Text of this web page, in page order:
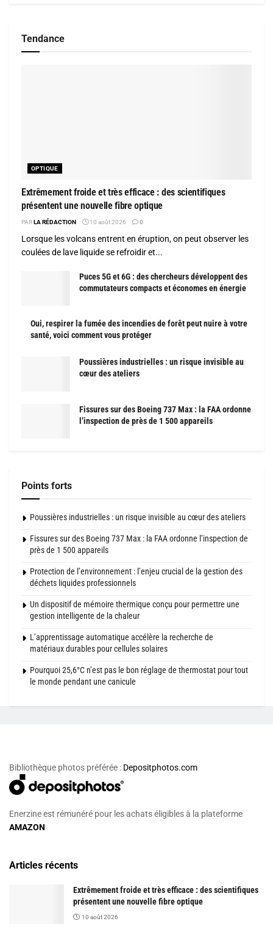
Tendance
OPTIQUE
Extrêmement froide et très efficace : des scientifiques
présentent une nouvelle fibre optique
PARLA RÉDACTION 10 août 2026 0
Lorsque les volcans entrent en éruption, on peut observer les
coulées de lave liquide se refroidir et...
Puces 5G et 6G : des chercheurs développent des
commutateurs compacts et économes en énergie
Oui, respirer la fumée des incendies de forêt peut nuire à votre
santé, voici comment vous protéger
Poussières industrielles : un risque invisible au
cœur des ateliers
Fissures sur des Boeing 737 Max : la FAA ordonne
l’inspection de près de 1 500 appareils
Points forts
Poussières industrielles : un risque invisible au cœur des ateliers
Fissures sur des Boeing 737 Max : la FAA ordonne l’inspection de
près de 1 500 appareils
Protection de l’environnement : l’enjeu crucial de la gestion des
déchets liquides professionnels
Un dispositif de mémoire thermique conçu pour permettre une
gestion intelligente de la chaleur
L’apprentissage automatique accélère la recherche de
matériaux durables pour cellules solaires
Pourquoi 25,6°C n’est pas le bon réglage de thermostat pour tout
le monde pendant une canicule
Bibliothèque photos préférée : Depositphotos.com
Enerzine est rémunéré pour les achats éligibles à la plateforme
AMAZON
Articles récents
Extrêmement froide et très efficace : des scientifiques
présentent une nouvelle fibre optique
10 août 2026